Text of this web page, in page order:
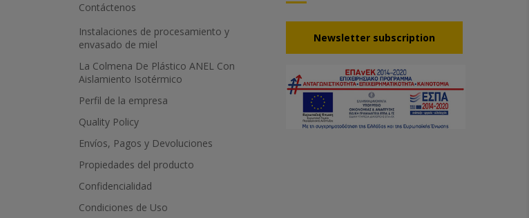
Contáctenos
Instalaciones de procesamiento y
envasado de miel
La Colmena De Plástico ANEL Con
Aislamiento Isotérmico
Perfil de la empresa
Quality Policy
Envíos, Pagos y Devoluciones
Propiedades del producto
Confidencialidad
Condiciones de Uso
Νewsletter subscription